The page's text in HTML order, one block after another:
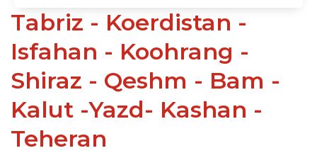
Tabriz - Koerdistan -
Isfahan - Koohrang -
Shiraz - Qeshm - Bam -
Kalut -Yazd- Kashan -
Teheran